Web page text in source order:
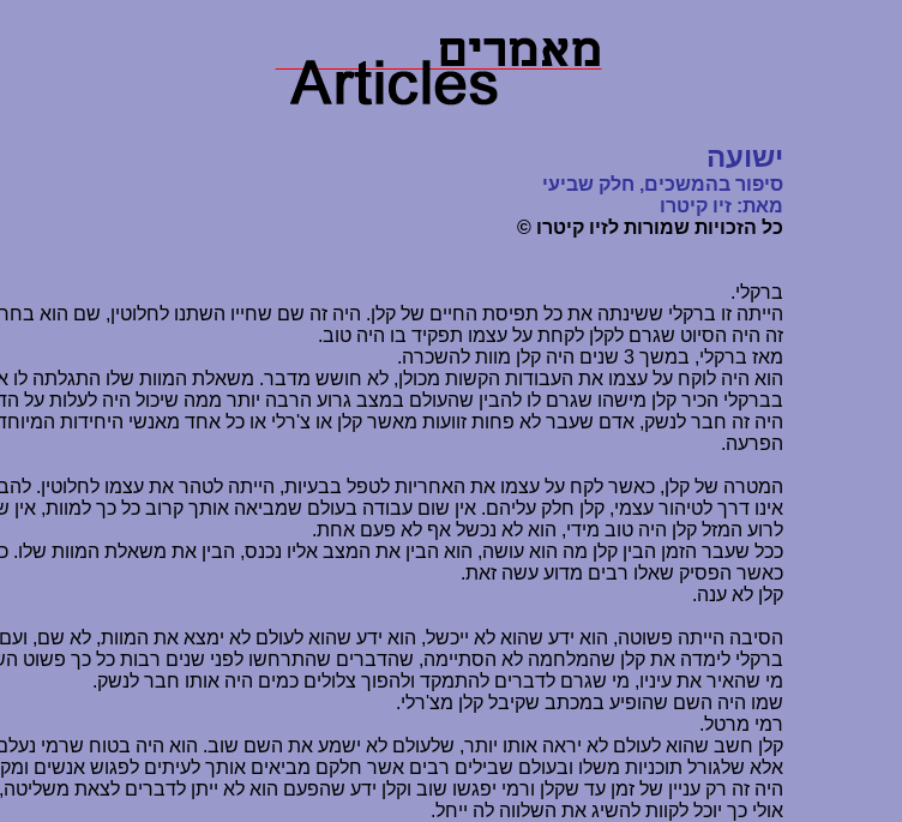
ישועה
סיפור בהמשכים, חלק שביעי
מאת: זיו קיטרו
כל הזכויות שמורות לזיו קיטרו ©
ברקלי.
הייתה זו ברקלי ששינתה את כל תפיסת החיים של קלן. היה זה שם שחייו השתנו לחלוטין, שם הוא
זה היה הסיוט שגרם לקלן לקחת על עצמו תפקיד בו היה טוב.
מאז ברקלי, במשך 3 שנים היה קלן מוות להשכרה.
הוא היה לוקח על עצמו את העבודות הקשות מכולן, לא חושש מדבר. משאלת המוות שלו התגלתה לו
בברקלי הכיר קלן מישהו שגרם לו להבין שהעולם במצב גרוע הרבה יותר ממה שיכול היה לעלות על
היה זה חבר לנשק, אדם שעבר לא פחות זוועות מאשר קלן או צ'רלי או כל אחד מאנשי היחידות
הפרעה.
המטרה של קלן, כאשר לקח על עצמו את האחריות לטפל בבעיות, הייתה לטהר את עצמו לחלוטין.
אינו דרך לטיהור עצמי, קלן חלק עליהם. אין שום עבודה בעולם שמביאה אותך קרוב כל כך למוות,
לרוע המזל קלן היה טוב מידי, הוא לא נכשל אף לא פעם אחת.
ככל שעבר הזמן הבין קלן מה הוא עושה, הוא הבין את המצב אליו נכנס, הבין את משאלת המוות
כאשר הפסיק שאלו רבים מדוע עשה זאת.
קלן לא ענה.
הסיבה הייתה פשוטה, הוא ידע שהוא לא ייכשל, הוא ידע שהוא לעולם לא ימצא את המוות, לא שם, ועם
ברקלי לימדה את קלן שהמלחמה לא הסתיימה, שהדברים שהתרחשו לפני שנים רבות כל כך פשוט
מי שהאיר את עיניו, מי שגרם לדברים להתמקד ולהפוך צלולים כמים היה אותו חבר לנשק.
שמו היה השם שהופיע במכתב שקיבל קלן מצ'רלי.
רמי מרטל.
קלן חשב שהוא לעולם לא יראה אותו יותר, שלעולם לא ישמע את השם שוב. הוא היה בטוח שרמי
אלא שלגורל תוכניות משלו ובעולם שבילים רבים אשר חלקם מביאים אותך לעיתים לפגוש אנשים
היה זה רק עניין של זמן עד שקלן ורמי יפגשו שוב וקלן ידע שהפעם הוא לא ייתן לדברים לצאת
אולי כך יוכל לקוות להשיג את השלווה לה ייחל.